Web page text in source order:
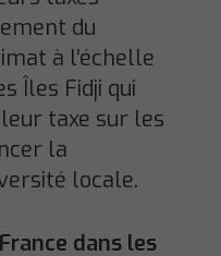
du
à l’échelle
Îles Fidji qui
taxe sur les
la
locale.
dans les